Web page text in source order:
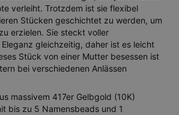
verleiht. Trotzdem ist sie flexibel
Stücken geschichtet zu werden, um
erzielen. Sie steckt voller
gleichzeitig, daher ist es leicht
Stück von einer Mutter besessen ist
bei verschiedenen Anlässen
massivem 417er Gelbgold (10K)
bis zu 5 Namensbeads und 1